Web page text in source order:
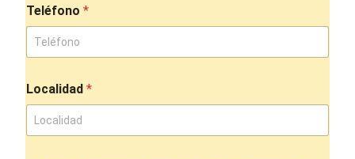
Teléfono*
e
c
s
Localidad*